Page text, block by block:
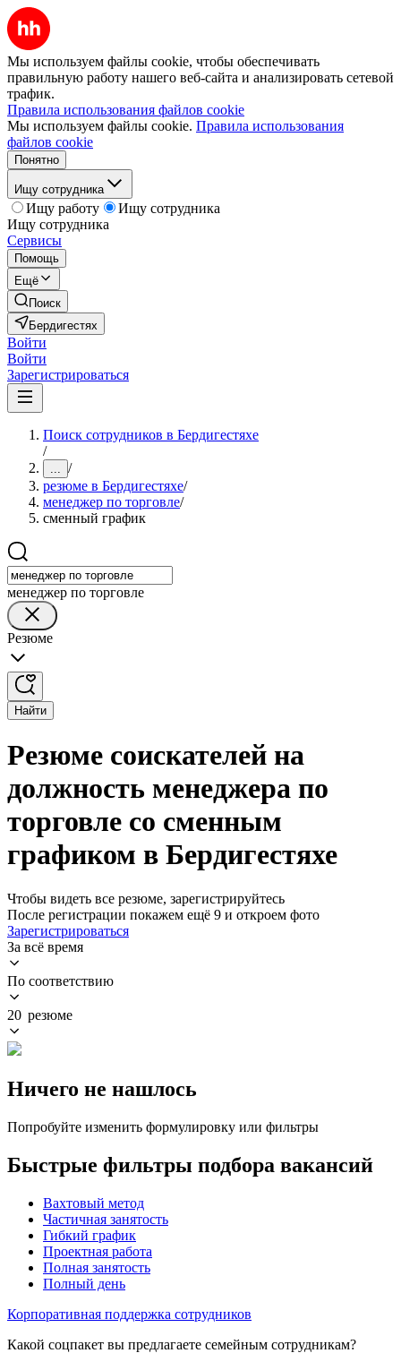
Мы используем файлы cookie, чтобы обеспечивать
правильную работу нашего веб-сайта и анализировать сетевой
трафик.
Правила использования файлов cookie
Мы используем файлы cookie. Правила использования
файлов cookie
Понятно
Ищу сотрудника
Ищу работу
Ищу сотрудника
Ищу сотрудника
Сервисы
Помощь
Ещё
Поиск
Бердигестях
Войти
Войти
Зарегистрироваться
Поиск сотрудников в Бердигестяхе
/
... /
резюме в Бердигестяхе/
менеджер по торговле/
сменный график
менеджер по торговле
Резюме
Найти
Резюме соискателей на
должность менеджера по
торговле со сменным
графиком в Бердигестяхе
Чтобы видеть все резюме, зарегистрируйтесь
После регистрации покажем ещё 9 и откроем фото
Зарегистрироваться
За всё время
По соответствию
20 резюме
Ничего не нашлось
Попробуйте изменить формулировку или фильтры
Быстрые фильтры подбора вакансий
Вахтовый метод
Частичная занятость
Гибкий график
Проектная работа
Полная занятость
Полный день
Корпоративная поддержка сотрудников
Какой соцпакет вы предлагаете семейным сотрудникам?